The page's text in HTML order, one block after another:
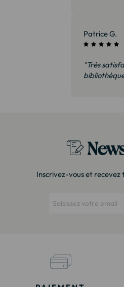
Patrice G.
"Très
Inscrivez-vous et recevez